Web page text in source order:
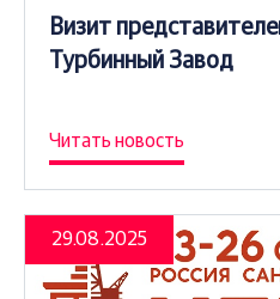
Визит
Турбинный Завод
Читать новость
29.08.2025